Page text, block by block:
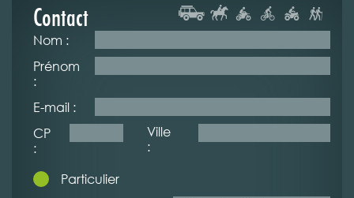
Contact
Nom :
Prénom
:
E-mail :
CP
:
Ville
:
Particulier